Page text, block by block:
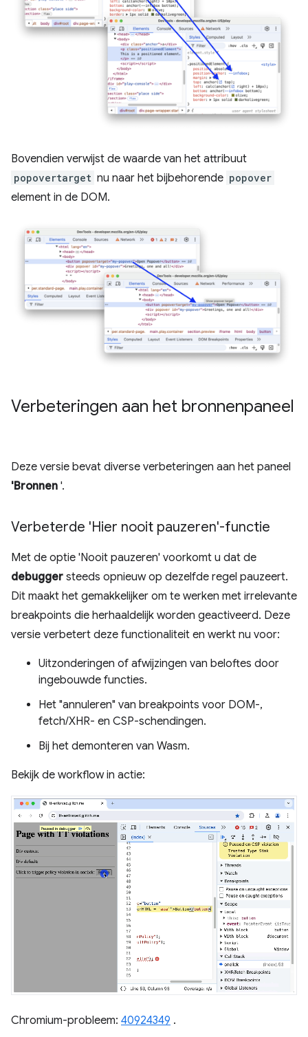
Bovendien verwijst de waarde van het attribuut
popovertarget nu naar het bijbehorende popover
element in de DOM.
Verbeteringen aan het bronnenpaneel
Deze versie bevat diverse verbeteringen aan het paneel
'Bronnen '.
Verbeterde 'Hier nooit pauzeren'-functie
Met de optie 'Nooit pauzeren' voorkomt u dat de
debugger steeds opnieuw op dezelfde regel pauzeert.
Dit maakt het gemakkelijker om te werken met irrelevante
breakpoints die herhaaldelijk worden geactiveerd. Deze
versie verbetert deze functionaliteit en werkt nu voor:
Uitzonderingen of afwijzingen van beloftes door
ingebouwde functies.
Het "annuleren" van breakpoints voor DOM-,
fetch/XHR- en CSP-schendingen.
Bij het demonteren van Wasm.
Bekijk de workflow in actie:
Chromium-probleem: 40924349 .